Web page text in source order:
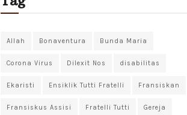
Allah Bonaventura Bunda Maria
Corona Virus Dilexit Nos disabilitas
Ekaristi Ensiklik Tutti Fratelli Fransiskan
Fransiskus Assisi Fratelli Tutti Gereja